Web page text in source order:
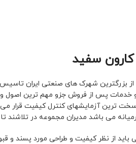
سفید
از بزرگترین شهرک های صنعتی ایران
پس از فروش جزو مهم ترین اصول و
می باشد مدیران مجموعه در تلاشند
باید از نظر کیفیت و طراحی مورد پسند و